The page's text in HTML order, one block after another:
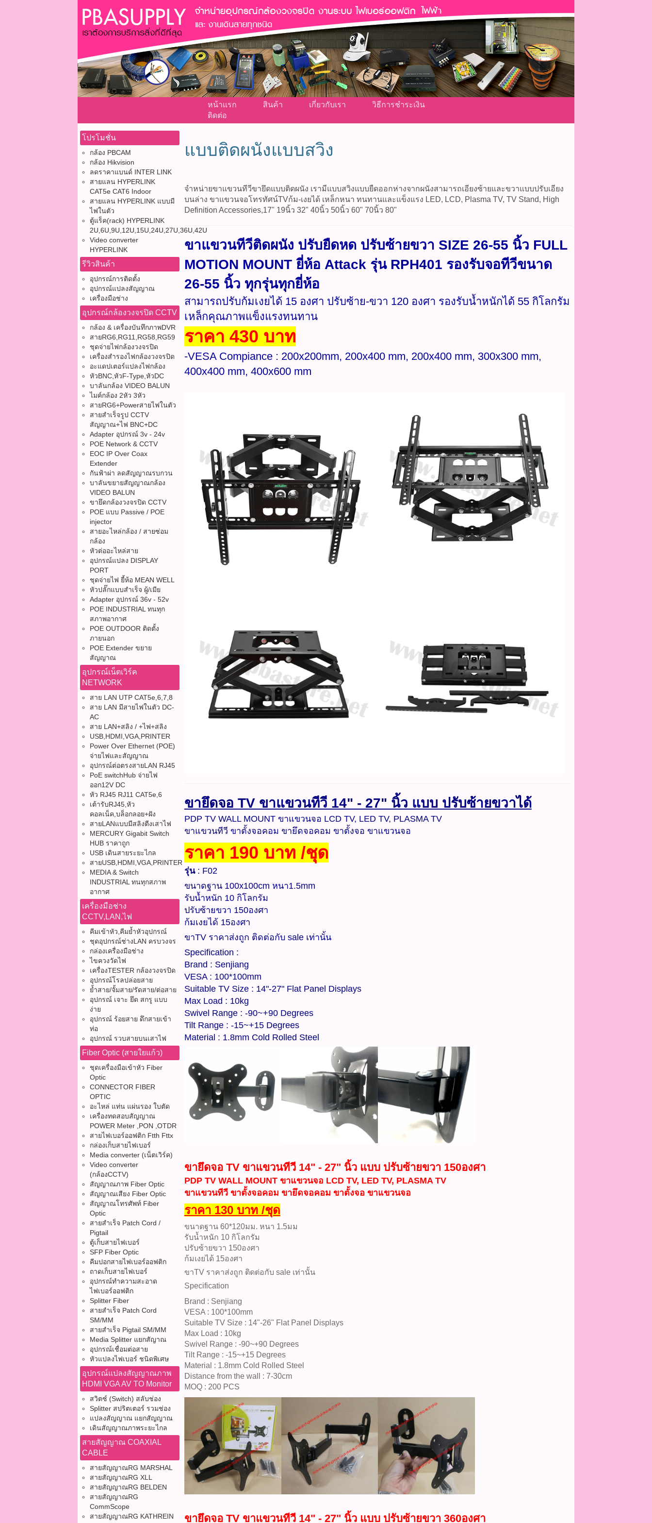
หน้าแรก สินค้า เกี่ยวกับเรา
วิธีการชำระเงิน
ติดต่อ
โปรโมชั่น
กล้อง PBCAM
กล้อง Hikvision
ลดราคาแบนด์ INTER LINK
สายแลน HYPERLINK
CAT5e CAT6 Indoor
สายแลน HYPERLINK แบบมี
ไฟในตัว
ตู้แร็ค(rack) HYPERLINK
2U,6U,9U,12U,15U,24U,27U,36U,42U
Video converter
HYPERLINK
รีวิวสินค้า
อุปกรณ์การติดตั้ง
อุปกรณ์แปลงสัญญาณ
เครื่องมือช่าง
อุปกรณ์กล้องวงจรปิด CCTV
กล้อง & เครื่องบันทึกภาพDVR
สายRG6,RG11,RG58,RG59
ชุดจ่ายไฟกล้องวงจรปิด
เครื่องสำรองไฟกล้องวงจรปิด
อะแดปเตอร์แปลงไฟกล้อง
หัวBNC,หัวF-Type,หัวDC
บาลันกล้อง VIDEO BALUN
ไมค์กล้อง 2หัว 3หัว
สายRG6+Powerสายไฟในตัว
สายสำเร็จรูป CCTV
สัญญาณ+ไฟ BNC+DC
Adapter อุปกรณ์ 3v - 24v
POE Network & CCTV
EOC IP Over Coax
Extender
กันฟ้าผ่า ลดสัญญาณรบกวน
บาลันขยายสัญญาณกล้อง
VIDEO BALUN
ขายึดกล้องวงจรปิด CCTV
POE แบบ Passive / POE
injector
สายอะไหล่กล้อง / สายซ่อม
กล้อง
หัวต่ออะไหล่สาย
อุปกรณ์แปลง DISPLAY
PORT
ชุดจ่ายไฟ ยี้ห้อ MEAN WELL
หัวปลั๊กแบบสำเร็จ ผู้/เมีย
Adapter อุปกรณ์ 36v - 52v
POE INDUSTRIAL ทนทุก
สภาพอากาศ
POE OUTDOOR ติดตั้ง
ภายนอก
POE Extender ขยาย
สัญญาณ
อุปกรณ์เน็ตเวิร์ค
NETWORK
สาย LAN UTP CAT5e,6,7,8
สาย LAN มีสายไฟในตัว DC-
AC
สาย LAN+สลิง / +ไฟ+สลิง
USB,HDMI,VGA,PRINTER
Power Over Ethernet (POE)
จ่ายไฟและสัญญาณ
อุปกรณ์ต่อตรงสายLAN RJ45
PoE switchHub จ่ายไฟ
ออก12V DC
หัว RJ45 RJ11 CAT5e,6
เต้ารับRJ45,หัว
คอลเน็ค,บล็อกลอย+ฝัง
สายLANแบบมีสลิงตีงเสาไฟ
MERCURY Gigabit Switch
HUB ราคาถูก
USB เดินสายระยะไกล
สายUSB,HDMI,VGA,PRINTER
MEDIA & Switch
INDUSTRIAL ทนทุกสภาพ
อากาศ
เครื่องมือช่าง
CCTV,LAN,ไฟ
คีมเข้าหัว,คีมย้ำหัวอุปกรณ์
ชุดอุปกรณ์ช่างLAN ครบวงจร
กล่องเครื่องมือช่าง
ไขควงวัดไฟ
เครื่องTESTER กล้องวงจรปิด
อุปกรณ์โรลปล่อยสาย
ย้ำสาย/จั้มสาย/รัดสาย/ต่อสาย
อุปกรณ์ เจาะ ยึด สกรู แบบ
ง่าย
อุปกรณ์ ร้อยสาย ดึกสายเข้า
ท่อ
อุปกรณ์ รวบสายบนเสาไฟ
Fiber Optic (สายใยแก้ว)
ชุดเครื่องมือเข้าหัว Fiber
Optic
CONNECTOR FIBER
OPTIC
อะไหล่ แท่น แผ่นรอง ใบตัด
เครื่องทดสอบสัญญาณ
POWER Meter ,PON ,OTDR
สายไฟเบอร์ออฟติก Ftth Fttx
กล่องเก็บสายไฟเบอร์
Media converter (เน็ตเวิร์ค)
Video converter
(กล้องCCTV)
สัญญาณภาพ Fiber Optic
สัญญาณเสียง Fiber Optic
สัญญาณโทรศัพท์ Fiber
Optic
สายสำเร็จ Patch Cord /
Pigtail
ตู้เก็บสายไฟเบอร์
SFP Fiber Optic
คีมปอกสายไฟเบอร์ออฟติก
ถาดเก็บสายไฟเบอร์
อุปกรณ์ทำความสะอาด
ไฟเบอร์ออฟติก
Splitter Fiber
สายสำเร็จ Patch Cord
SM/MM
สายสำเร็จ Pigtail SM/MM
Media Splitter แยกสัญาณ
อุปกรณ์เชื่อมต่อสาย
หัวแปลงไฟเบอร์ ชนิดพิเศษ
อุปกรณ์แปลงสัญญาณภาพ
HDMI VGA AV TO Monitor
สวิตซ์ (Switch) สลับช่อง
Splitter สปริตเตอร์ รวมช่อง
แปลงสัญญาณ แยกสัญญาณ
เดินสัญญาณภาพระยะไกล
สายสัญญาณ COAXIAL
CABLE
สายสัญญาณRG MARSHAL
สายสัญญาณRG XLL
สายสัญญาณRG BELDEN
สายสัญญาณRG
CommScope
สายสัญญาณRG KATHREIN
แบบติดผนังแบบสวิง
จำหน่ายขาแขวนทีวีขายึดแบบติดผนัง เรามีแบบสวิงแบบยืดออกห่างจากผนังสามารถเอียงซ้ายและขวาแบบปรับเอียง
บนล่าง ขาแขวนจอโทรทัศน์TVก้ม-เงยได้ เหล็กหนา ทนทานและแข็งแรง LED, LCD, Plasma TV, TV Stand, High
Definition Accessories,17" 19นิ้ว 32" 40นิ้ว 50นิ้ว 60" 70นิ้ว 80"
ขาแขวนทีวีติดผนัง ปรับยืดหด ปรับซ้ายขวา SIZE 26-55 นิ้ว FULL
MOTION MOUNT ยี่ห้อ Attack รุ่น RPH401 รองรับจอทีวีขนาด
26-55 นิ้ว ทุกรุ่นทุกยี่ห้อ
สามารถปรับก้มเงยได้ 15 องศา ปรับซ้าย-ขวา 120 องศา รองรับน้ำหนักได้ 55 กิโลกรัม
เหล็กคุณภาพแข็งแรงทนทาน
ราคา 430 บาท
-VESA Compiance : 200x200mm, 200x400 mm, 200x400 mm, 300x300 mm,
400x400 mm, 400x600 mm
ขายึดจอ TV ขาแขวนทีวี 14" - 27" นิ้ว แบบ ปรับซ้ายขวาได้
PDP TV WALL MOUNT ขาแขวนจอ LCD TV, LED TV, PLASMA TV
ขาแขวนทีวี ขาตั้งจอคอม ขายึดจอคอม ขาตั้งจอ ขาแขวนจอ
ราคา 190 บาท /ชุด
รุ่น: F02
ขนาดฐาน 100x100cm หนา1.5mm
รับน้ำหนัก 10 กิโลกรัม
ปรับซ้ายขวา 150องศา
ก้มเงยได้ 15องศา
ขาTV ราคาส่งถูก ติดต่อกับ sale เท่านั้น
Specification :
Brand : Senjiang
VESA : 100*100mm
Suitable TV Size : 14"-27" Flat Panel Displays
Max Load : 10kg
Swivel Range : -90~+90 Degrees
Tilt Range : -15~+15 Degrees
Material : 1.8mm Cold Rolled Steel
ขายึดจอ TV ขาแขวนทีวี 14" - 27" นิ้ว แบบ ปรับซ้ายขวา 150องศา
PDP TV WALL MOUNT ขาแขวนจอ LCD TV, LED TV, PLASMA TV
ขาแขวนทีวี ขาตั้งจอคอม ขายึดจอคอม ขาตั้งจอ ขาแขวนจอ
ราคา 130 บาท /ชุด
ขนาดฐาน 60*120มม. หนา 1.5มม
รับน้ำหนัก 10 กิโลกรัม
ปรับซ้ายขวา 150องศา
ก้มเงยได้ 15องศา
ขาTV ราคาส่งถูก ติดต่อกับ sale เท่านั้น
Specification
Brand : Senjiang
VESA : 100*100mm
Suitable TV Size : 14"-26" Flat Panel Displays
Max Load : 10kg
Swivel Range : -90~+90 Degrees
Tilt Range : -15~+15 Degrees
Material : 1.8mm Cold Rolled Steel
Distance from the wall : 7-30cm
MOQ : 200 PCS
ขายึดจอ TV ขาแขวนทีวี 14" - 27" นิ้ว แบบ ปรับซ้ายขวา 360องศา